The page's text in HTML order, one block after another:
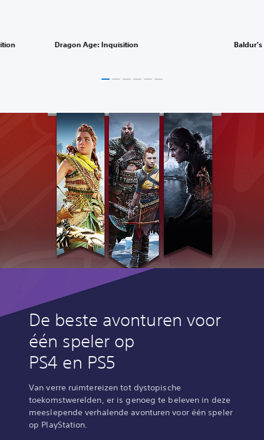
Dragon Age: Inquisition Baldur's
De beste avonturen voor
één speler op
PS4 en PS5
Van verre ruimtereizen tot dystopische
toekomstwerelden, er is genoeg te beleven in deze
meeslepende verhalende avonturen voor één speler
op PlayStation.